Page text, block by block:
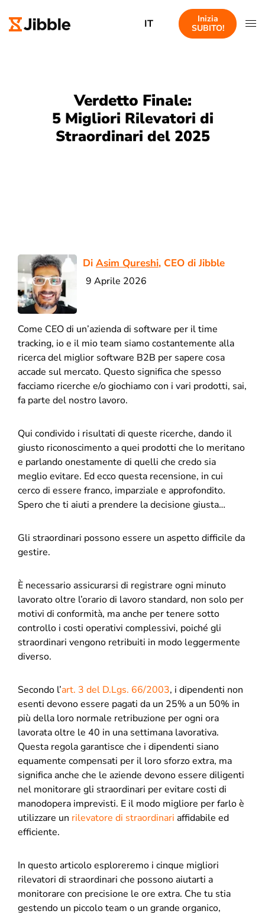
IT
Inizia
SUBITO!
Verdetto Finale:
5 Migliori Rilevatori di
Straordinari del 2025
Di Asim Qureshi, CEO di Jibble
9 Aprile 2026
Come CEO di un’azienda di software per il time
tracking, io e il mio team siamo costantemente alla
ricerca del miglior software B2B per sapere cosa
accade sul mercato. Questo significa che spesso
facciamo ricerche e/o giochiamo con i vari prodotti, sai,
fa parte del nostro lavoro.
Qui condivido i risultati di queste ricerche, dando il
giusto riconoscimento a quei prodotti che lo meritano
e parlando onestamente di quelli che credo sia
meglio evitare. Ed ecco questa recensione, in cui
cerco di essere franco, imparziale e approfondito.
Spero che ti aiuti a prendere la decisione giusta…
Gli straordinari possono essere un aspetto difficile da
gestire.
È necessario assicurarsi di registrare ogni minuto
lavorato oltre l’orario di lavoro standard, non solo per
motivi di conformità, ma anche per tenere sotto
controllo i costi operativi complessivi, poiché gli
straordinari vengono retribuiti in modo leggermente
diverso.
Secondo l’art. 3 del D.Lgs. 66/2003, i dipendenti non
esenti devono essere pagati da un 25% a un 50% in
più della loro normale retribuzione per ogni ora
lavorata oltre le 40 in una settimana lavorativa.
Questa regola garantisce che i dipendenti siano
equamente compensati per il loro sforzo extra, ma
significa anche che le aziende devono essere diligenti
nel monitorare gli straordinari per evitare costi di
manodopera imprevisti. E il modo migliore per farlo è
utilizzare un rilevatore di straordinari affidabile ed
efficiente.
In questo articolo esploreremo i cinque migliori
rilevatori di straordinari che possono aiutarti a
monitorare con precisione le ore extra. Che tu stia
gestendo un piccolo team o un grande organico,